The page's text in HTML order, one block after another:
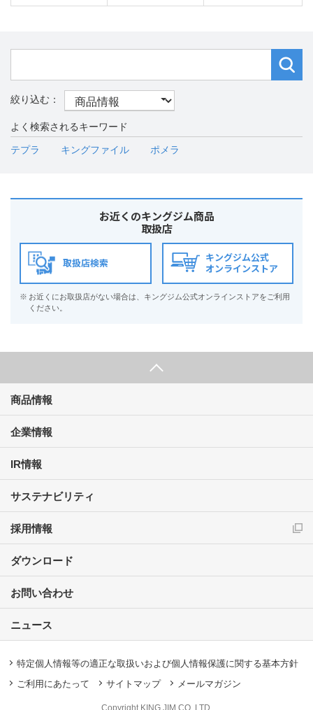
よく検索されるキーワード
テプラ キングファイル ポメラ
お近くのキングジム商品
取扱店
取扱店検索
キングジム公式
オンラインストア
※ お近くにお取扱店がない場合は、キングジム公式オンラインストアをご利用
ください。
商品情報
企業情報
IR情報
サステナビリティ
採用情報
ダウンロード
お問い合わせ
ニュース
特定個人情報等の適正な取扱いおよび個人情報保護に関する基本方針
ご利用にあたって
サイトマップ メールマガジン